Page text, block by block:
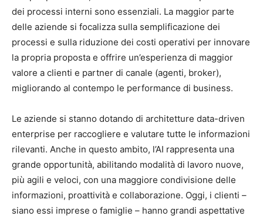
dei processi interni sono essenziali. La maggior parte
delle aziende si focalizza sulla semplificazione dei
processi e sulla riduzione dei costi operativi per innovare
la propria proposta e offrire un’esperienza di maggior
valore a clienti e partner di canale (agenti, broker),
migliorando al contempo le performance di business.
Le aziende si stanno dotando di architetture data-driven
enterprise per raccogliere e valutare tutte le informazioni
rilevanti. Anche in questo ambito, l’AI rappresenta una
grande opportunità, abilitando modalità di lavoro nuove,
più agili e veloci, con una maggiore condivisione delle
informazioni, proattività e collaborazione. Oggi, i clienti –
siano essi imprese o famiglie – hanno grandi aspettative